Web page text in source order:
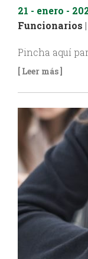
21 - enero -
Funcionarios |
Pincha aquí
[ Leer más ]